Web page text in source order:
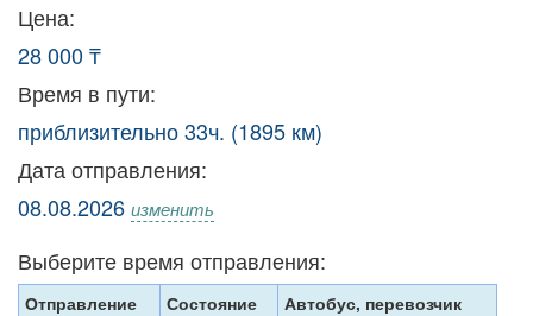
Цена:
28 000 ₸
Время в пути:
приблизительно 33ч. (1895 км)
Дата отправления:
08.08.2026 изменить
Выберите время отправления:
Отправление Состояние Автобус, перевозчик